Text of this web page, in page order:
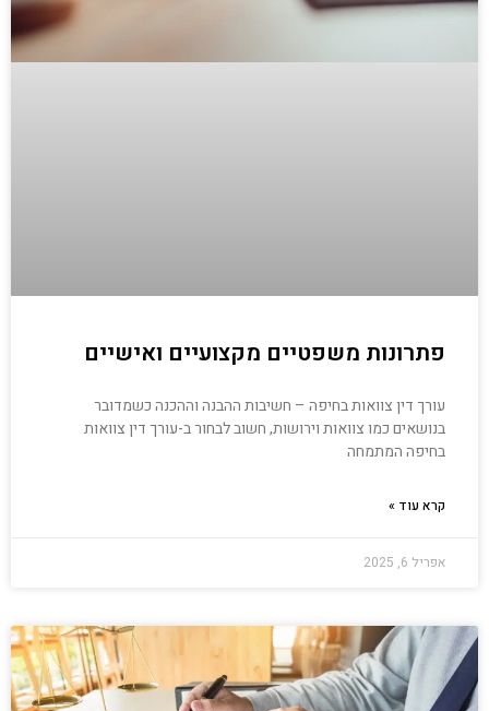
פתרונות משפטיים מקצועיים ואישיים
עורך דין צוואות בחיפה – חשיבות ההבנה וההכנה כשמדובר
בנושאים כמו צוואות וירושות, חשוב לבחור ב-עורך דין צוואות
בחיפה המתמחה
קרא עוד »
אפריל 6, 2025